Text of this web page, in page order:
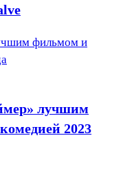
фильмом и
лучшим
2023